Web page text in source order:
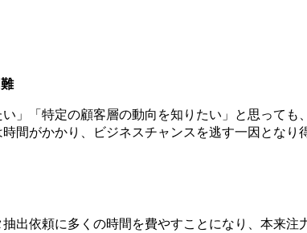
」「特定の顧客層の動向を知りたい」と思っても
間がかかり、ビジネスチャンスを逃す一因となり
出依頼に多くの時間を費やすことになり、本来注